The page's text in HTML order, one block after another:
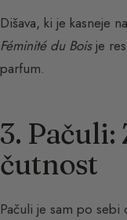
Dišava, ki je kasneje
Féminité du Boisje
parfum.
3. Pačuli:
čutnost
Pačuli je sam po sebi